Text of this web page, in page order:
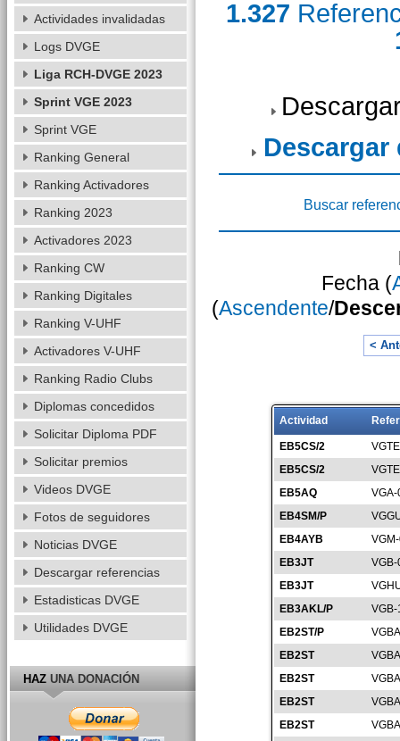
1.327
Descargar
Buscar
Fecha (
(Ascendente/
<
Actividad
EB5CS/2
EB5CS/2
EB5AQ
EB4SM/P
EB4AYB
EB3JT
EB3JT
EB3AKL/P
EB2ST/P
EB2ST
EB2ST
EB2ST
EB2ST
Actividades invalidadas
Logs DVGE
Liga RCH-DVGE 2023
Sprint VGE 2023
Sprint VGE
Ranking General
Ranking Activadores
Ranking 2023
Activadores 2023
Ranking CW
Ranking Digitales
Ranking V-UHF
Activadores V-UHF
Ranking Radio Clubs
Diplomas concedidos
Solicitar Diploma PDF
Solicitar premios
Videos DVGE
Fotos de seguidores
Noticias DVGE
Descargar referencias
Estadisticas DVGE
Utilidades DVGE
HAZUNA DONACIÓN